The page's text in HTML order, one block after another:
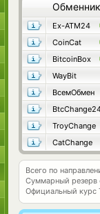
Обменник
Ex-ATM24
CoinCat
BitcoinBox
WayBit
ВсемОбмен
TroyChange
CatChange
Всего по
Суммарный резерв
Официальный курс